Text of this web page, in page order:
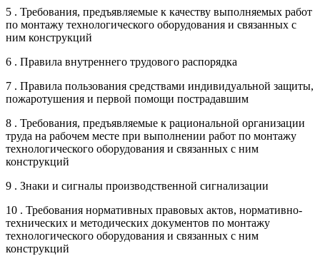
5 . Требования, предъявляемые к качеству выполняемых работ
по монтажу технологического оборудования и связанных с
ним конструкций
6 . Правила внутреннего трудового распорядка
7 . Правила пользования средствами индивидуальной защиты,
пожаротушения и первой помощи пострадавшим
8 . Требования, предъявляемые к рациональной организации
труда на рабочем месте при выполнении работ по монтажу
технологического оборудования и связанных с ним
конструкций
9 . Знаки и сигналы производственной сигнализации
10 . Требования нормативных правовых актов, нормативно-
технических и методических документов по монтажу
технологического оборудования и связанных с ним
конструкций